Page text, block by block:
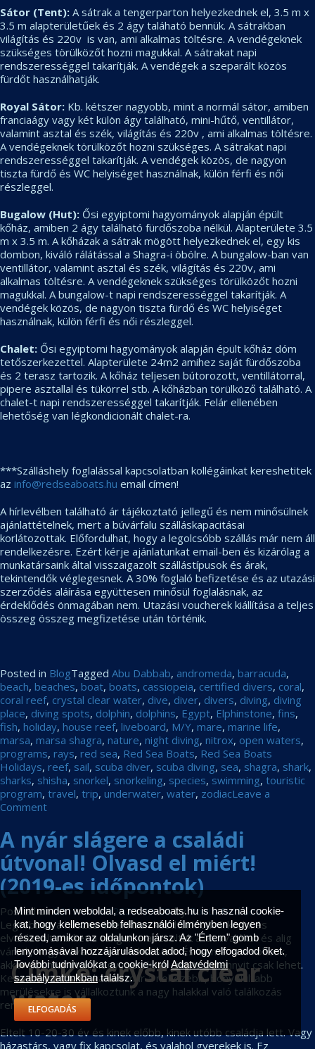
Címke:crystal clear
water
Sátor (Tent): A sátrak a tengerparton helyezkednek el, 3.5 m x
3.5 m alapterületűek és 2 ágy taláható bennük. A sátrakban
világítás és 220v is van, ami alkalmas töltésre. A vendégeknek
szükséges törülközőt hozni magukkal. A sátrakat napi
rendszerességgel takarítják. A vendégek a szeparált közös
fürdőt használhatják.
Royal Sátor: Kb. kétszer nagyobb, mint a normál sátor, amiben
franciaágy vagy két külön ágy található, mini-hűtő, ventillátor,
valamint asztal és szék, világítás és 220v , ami alkalmas töltésre.
A vendégeknek törülközőt hozni szükséges. A sátrakat napi
rendszerességgel takarítják. A vendégek közös, de nagyon
tiszta fürdő és WC helyiséget használnak, külön férfi és női
részleggel.
Bugalow (Hut): Ősi egyiptomi hagyományok alapján épült
kőház, amiben 2 ágy található fürdőszoba nélkül. Alapterülete 3.5
m x 3.5 m. A kőházak a sátrak mögött helyezkednek el, egy kis
dombon, kiváló rálátással a Shagra-i öbölre. A bungalow-ban van
ventillátor, valamint asztal és szék, világítás és 220v, ami
alkalmas töltésre. A vendégeknek szükséges törülközőt hozni
magukkal. A bungalow-t napi rendszerességgel takarítják. A
vendégek közös, de nagyon tiszta fürdő és WC helyiséget
használnak, külön férfi és női részleggel.
Chalet: Ősi egyiptomi hagyományok alapján épült kőház dóm
tetőszerkezettel. Alapterülete 24m2 amihez saját fürdőszoba
és 2 terasz tartozik. A kőház teljesen bútorozott, ventillátorral,
pipere asztallal és tükörrel stb. A kőházban törülköző található. A
chalet-t napi rendszerességgel takarítják. Felár ellenében
lehetőség van légkondicionált chalet-ra.
***Szálláshely foglalással kapcsolatban kollégáinkat kereshetitek
az info@redseaboats.hu email címen!
A hírlevélben található ár tájékoztató jellegű és nem minősülnek
ajánlattételnek, mert a búvárfalu szálláskapacitásai
korlátozottak. Előfordulhat, hogy a legolcsóbb szállás már nem áll
rendelkezésre. Ezért kérje ajánlatunkat email-ben és kizárólag a
munkatársaink által visszaigazolt szállástípusok és árak,
tekintendők véglegesnek. A 30% foglaló befizetése és az utazási
szerződés aláírása együttesen minősül foglalásnak, az
érdeklődés önmagában nem. Utazási voucherek kiállítása a teljes
összeg összeg megfizetése után történik.
Posted in BlogTagged Abu Dabbab, andromeda, barracuda,
beach, beaches, boat, boats, cassiopeia, certified divers, coral,
coral reef, crystal clear water, dive, diver, divers, diving, diving
place, diving spots, dolphin, dolphins, Egypt, Elphinstone, fins,
fish, holiday, house reef, liveboard, M/Y, mare, marine life,
marsa, marsa shagra, nature, night diving, nitrox, open waters,
programs, rays, red sea, Red Sea Boats, Red Sea Boats
Holidays, reef, sail, scuba diver, scuba diving, sea, shagra, shark,
sharks, shisha, snorkel, snorkeling, species, swimming, touristic
program, travel, trip, underwater, water, zodiacLeave a
Commenton
hetek
Marsa
Shagrában,
az
egyiptomi
(2019)
–
Árakkal
A nyár slágere a családi
útvonal! Olvasd el miért!
(2019-es időpontok)
Posted on2019-01-302023-09-08byBoats Red Sea
Legtöbben a húszas éveinkben kezdtünk búvárkodni és
elvarázsolt minket a tenger. Habzsoltuk a látnivalókat és alig
vártuk, hogy búvártúrára mehessünk. És ha már ott voltunk,
akkor azt mondtuk, hogy merüljünk annyit, amennyit csak lehet.
Kerestük a kihívásokat és már a nehezebb, bonyolultabb
merülésekre is vállalkoztunk a nagy halakkal való találkozás
reményében.
Eltelt 10-20-30 év és kinek előbb, kinek utóbb családja lett. Vagy
házastárs, vagy fix kapcsolat, és valahol gyerekek is. Ez
Mint minden weboldal, a redseaboats.hu is használ cookie-
kat, hogy kellemesebb felhasználói élményben legyen
részed, amikor az oldalunkon jársz. Az "Értem" gomb
lenyomásával hozzájárulásodat adod, hogy elfogadod őket.
További tudnivalókat a cookie-królAdatvédelmi
szabályzatunkbantalálsz.
ELFOGADÁS